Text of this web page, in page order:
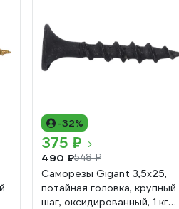
-32%
375 ₽
490 ₽548 ₽
Саморезы Gigant 3,5x25,
потайная головка, крупный
шаг, оксидированный, 1 кг